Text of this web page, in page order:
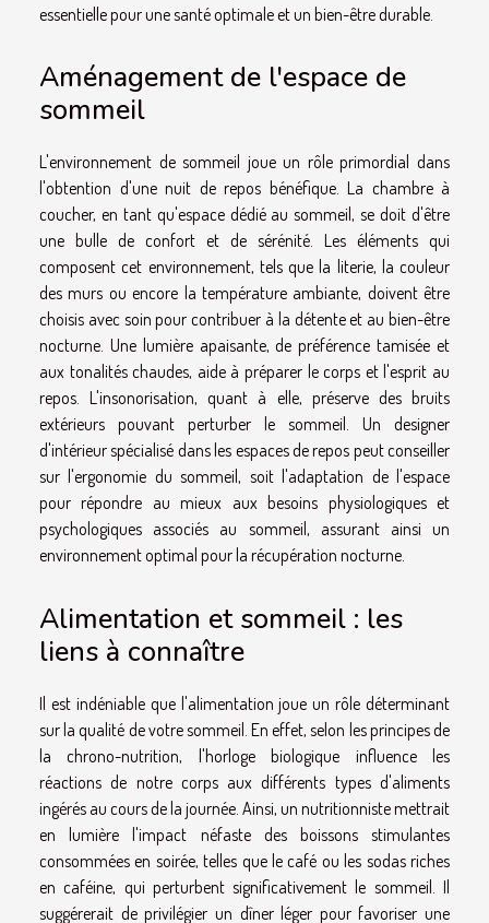
essentielle pour une santé optimale et un bien-être durable.
Aménagement de l'espace de
sommeil
L'environnement de sommeil joue un rôle primordial dans
l'obtention d'une nuit de repos bénéfique. La chambre à
coucher, en tant qu'espace dédié au sommeil, se doit d'être
une bulle de confort et de sérénité. Les éléments qui
composent cet environnement, tels que la literie, la couleur
des murs ou encore la température ambiante, doivent être
choisis avec soin pour contribuer à la détente et au bien-être
nocturne. Une lumière apaisante, de préférence tamisée et
aux tonalités chaudes, aide à préparer le corps et l'esprit au
repos. L'insonorisation, quant à elle, préserve des bruits
extérieurs pouvant perturber le sommeil. Un designer
d'intérieur spécialisé dans les espaces de repos peut conseiller
sur l'ergonomie du sommeil, soit l'adaptation de l'espace
pour répondre au mieux aux besoins physiologiques et
psychologiques associés au sommeil, assurant ainsi un
environnement optimal pour la récupération nocturne.
Alimentation et sommeil : les
liens à connaître
Il est indéniable que l'alimentation joue un rôle déterminant
sur la qualité de votre sommeil. En effet, selon les principes de
la chrono-nutrition, l'horloge biologique influence les
réactions de notre corps aux différents types d'aliments
ingérés au cours de la journée. Ainsi, un nutritionniste mettrait
en lumière l'impact néfaste des boissons stimulantes
consommées en soirée, telles que le café ou les sodas riches
en caféine, qui perturbent significativement le sommeil. Il
suggérerait de privilégier un dîner léger pour favoriser une